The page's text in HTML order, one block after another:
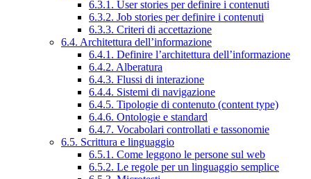
6.3.1. User stories per definire i contenuti
6.3.2. Job stories per definire i contenuti
6.3.3. Criteri di accettazione
6.4. Architettura dell’informazione
6.4.1. Definire l’architettura dell’informazione
6.4.2. Alberatura
6.4.3. Flussi di interazione
6.4.4. Sistemi di navigazione
6.4.5. Tipologie di contenuto (content type)
6.4.6. Ontologie e standard
6.4.7. Vocabolari controllati e tassonomie
6.5. Scrittura e linguaggio
6.5.1. Come leggono le persone sul web
6.5.2. Le regole per un linguaggio semplice